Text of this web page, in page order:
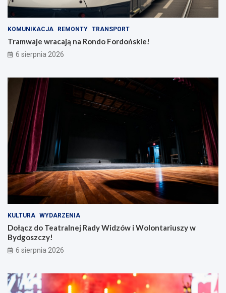
KOMUNIKACJA REMONTY TRANSPORT
Tramwaje wracają na Rondo Fordońskie!
6 sierpnia 2026
KULTURA WYDARZENIA
Dołącz do Teatralnej Rady Widzów i Wolontariuszy w
Bydgoszczy!
6 sierpnia 2026